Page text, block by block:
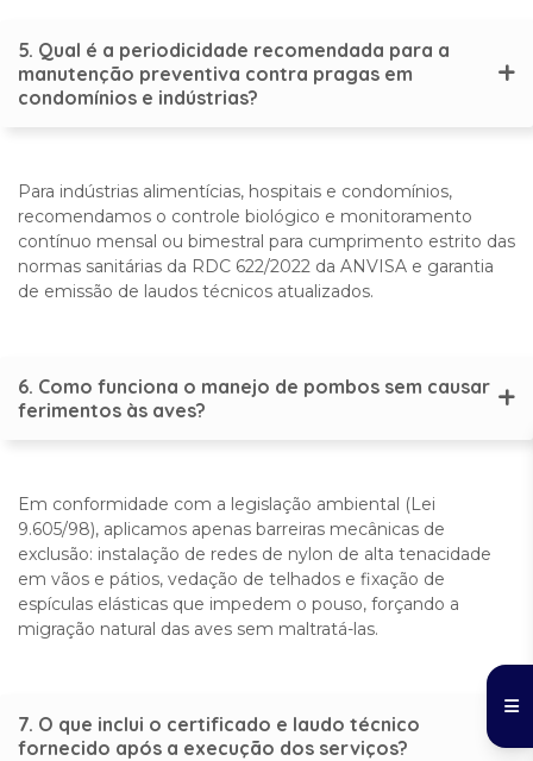
5. Qual é a periodicidade recomendada para a
manutenção preventiva contra pragas em
condomínios e indústrias?
Para indústrias alimentícias, hospitais e condomínios,
recomendamos o controle biológico e monitoramento
contínuo mensal ou bimestral para cumprimento estrito das
normas sanitárias da RDC 622/2022 da ANVISA e garantia
de emissão de laudos técnicos atualizados.
6. Como funciona o manejo de pombos sem causar
ferimentos às aves?
Em conformidade com a legislação ambiental (Lei
9.605/98), aplicamos apenas barreiras mecânicas de
exclusão: instalação de redes de nylon de alta tenacidade
em vãos e pátios, vedação de telhados e fixação de
espículas elásticas que impedem o pouso, forçando a
migração natural das aves sem maltratá-las.
7. O que inclui o certificado e laudo técnico
fornecido após a execução dos serviços?